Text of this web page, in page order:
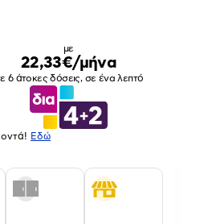
με
22,33€/μήνα
6 άτοκες δόσεις, σε ένα λεπτό
Eδώ